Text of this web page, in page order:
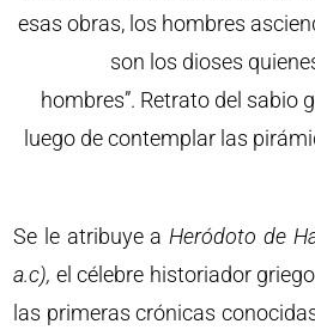
esas obras, los hombres
son los dioses
hombres”. Retrato del sabio
luego de contemplar las
Se le atribuye aHeródoto de
a.c), el célebre historiador
las primeras crónicas